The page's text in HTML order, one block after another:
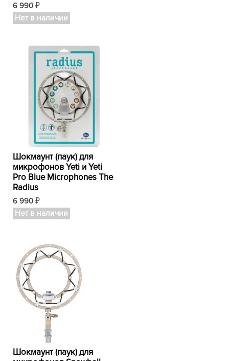
6 990 ₽
Нет в наличии
Шокмаунт (паук) для
микрофонов Yeti и Yeti
Pro Blue Microphones The
Radius
6 990 ₽
Нет в наличии
Шокмаунт (паук) для